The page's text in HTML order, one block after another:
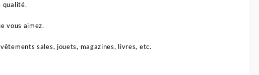
qualité.
vous aimez.
sales, jouets, magazines, livres, etc.